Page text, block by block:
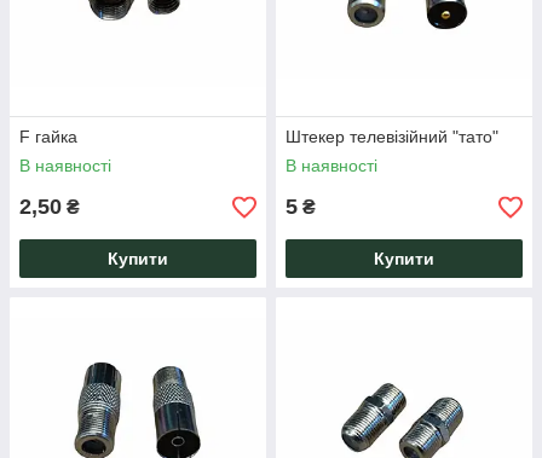
F гайка
В наявності
2,50 ₴
Купити
Штекер телевізійний "тато"
В наявності
5 ₴
Купити